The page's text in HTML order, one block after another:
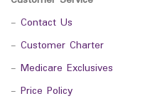
- Contact Us
- Customer Charter
- Medicare Exclusives
- Price Policy